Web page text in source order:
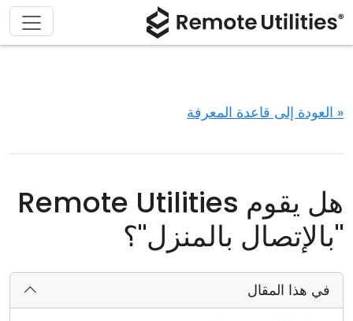
« العودة إلى قاعدة المعرفة
هل يقوم Remote Utilities
"بالإتصال بالمنزل"؟
في هذا المقال